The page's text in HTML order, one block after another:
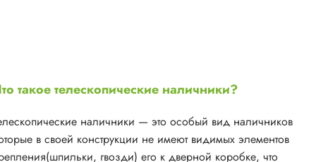
такое телескопические наличники?
наличники — это особый вид наличников
в своей конструкции не имеют видимых элементов
гвозди) его к дверной коробке, что